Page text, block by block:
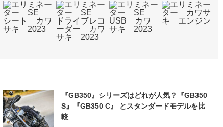
『GB350』シリーズはどれが人気？『GB350
S』『GB350 C』 とスタンダードモデルを比
較